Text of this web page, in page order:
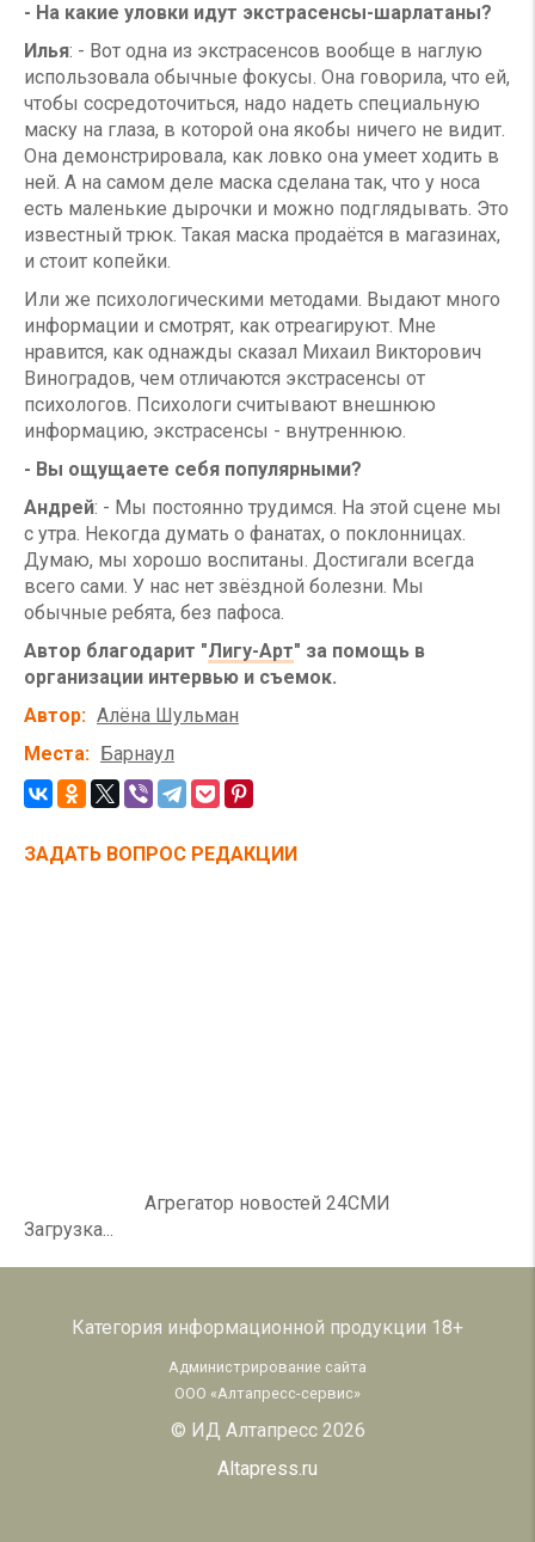
- На какие уловки идут экстрасенсы-шарлатаны?
Илья: - Вот одна из экстрасенсов вообще в наглую
использовала обычные фокусы. Она говорила, что ей,
чтобы сосредоточиться, надо надеть специальную
маску на глаза, в которой она якобы ничего не видит.
Она демонстрировала, как ловко она умеет ходить в
ней. А на самом деле маска сделана так, что у носа
есть маленькие дырочки и можно подглядывать. Это
известный трюк. Такая маска продаётся в магазинах,
и стоит копейки.
Или же психологическими методами. Выдают много
информации и смотрят, как отреагируют. Мне
нравится, как однажды сказал Михаил Викторович
Виноградов, чем отличаются экстрасенсы от
психологов. Психологи считывают внешнюю
информацию, экстрасенсы - внутреннюю.
- Вы ощущаете себя популярными?
Андрей: - Мы постоянно трудимся. На этой сцене мы
с утра. Некогда думать о фанатах, о поклонницах.
Думаю, мы хорошо воспитаны. Достигали всегда
всего сами. У нас нет звёздной болезни. Мы
обычные ребята, без пафоса.
Автор благодарит "Лигу-Арт" за помощь в
организации интервью и съемок.
Автор
Алёна Шульман
Места
Барнаул
ЗАДАТЬ ВОПРОС РЕДАКЦИИ
Агрегатор новостей 24СМИ
Загрузка...
Категория информационной продукции 18+
Администрирование сайта
ООО «Алтапресс-сервис»
© ИД Алтапресс 2026
Altapress.ru